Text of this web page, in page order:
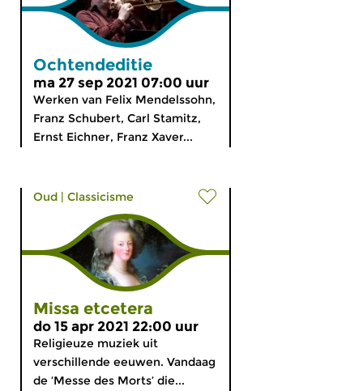
Ochtendeditie
ma 27 sep 2021 07:00 uur
Werken van Felix Mendelssohn,
Franz Schubert, Carl Stamitz,
Ernst Eichner, Franz Xaver...
Oud | Classicisme
Missa etcetera
do 15 apr 2021 22:00 uur
Religieuze muziek uit
verschillende eeuwen. Vandaag
de ‘Messe des Morts’ die...